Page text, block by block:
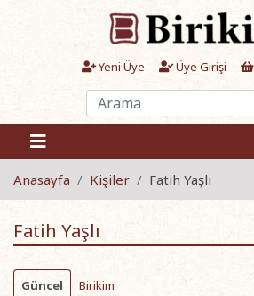
Yeni Üye Üye Girişi
Anasayfa Kişiler Fatih Yaşlı
Fatih Yaşlı
Güncel Birikim